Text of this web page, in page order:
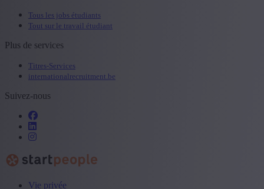
Tous les jobs étudiants
Tout sur le travail étudiant
Plus de services
Titres-Services
internationalrecruitment.be
Suivez-nous
Vie privée